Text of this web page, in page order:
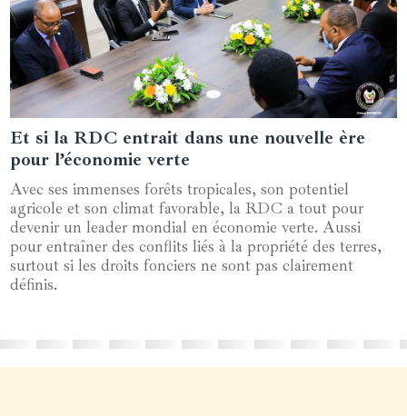
25 juin 2024
Et si la RDC entrait dans une nouvelle ère
pour l’économie verte
Avec ses immenses forêts tropicales, son potentiel
agricole et son climat favorable, la RDC a tout pour
devenir un leader mondial en économie verte. Aussi
pour entraîner des conflits liés à la propriété des terres,
surtout si les droits fonciers ne sont pas clairement
définis.